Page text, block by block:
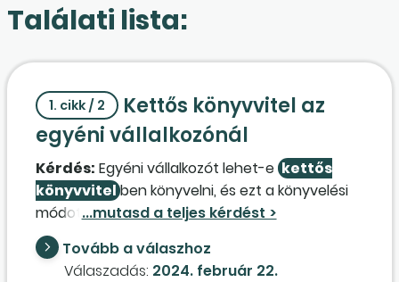
Találati lista:
1. cikk / 2
Kettős könyvvitel az
egyéni vállalkozónál
Kérdés: Egyéni vállalkozót lehet-e kettős
könyvvitel ben könyvelni, és ezt a könyvelési
módot be kell-e jelenteni? Egyszeres
könyvelésben nem egyszerű a nyilvántartásuk.
Tovább a válaszhoz
Válaszadás: 2024. február 22.